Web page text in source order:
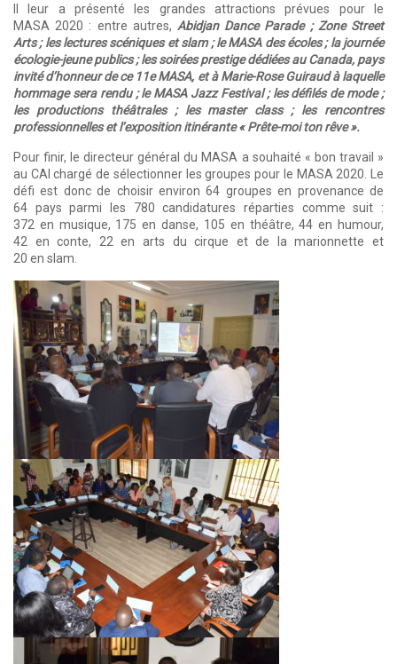
Il leur a présenté les grandes attractions prévues pour le
MASA 2020 : entre autres, Abidjan Dance Parade ; Zone Street
Arts ; les lectures scéniques et slam ; le MASA des écoles ; la journée
écologie-jeune publics ; les soirées prestige dédiées au Canada, pays
invité d’honneur de ce 11e MASA, et à Marie-Rose Guiraud à laquelle
hommage sera rendu ; le MASA Jazz Festival ; les défilés de mode ;
les productions théâtrales ; les master class ; les rencontres
professionnelles et l’exposition itinérante « Prête-moi ton rêve ».
Pour finir, le directeur général du MASA a souhaité « bon travail »
au CAI chargé de sélectionner les groupes pour le MASA 2020. Le
défi est donc de choisir environ 64 groupes en provenance de
64 pays parmi les 780 candidatures réparties comme suit :
372 en musique, 175 en danse, 105 en théâtre, 44 en humour,
42 en conte, 22 en arts du cirque et de la marionnette et
20 en slam.